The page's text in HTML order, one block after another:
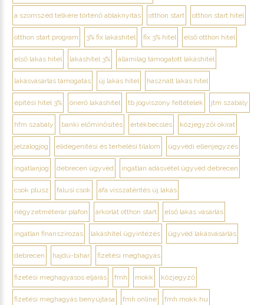
a szomszéd telkére történő ablaknyitás otthon start otthon start hitel
otthon start program 3% fix lakáshitel fix 3% hitel első otthon hitel
első lakás hitel lakáshitel 3% államilag támogatott lakáshitel
lakásvásárlás támogatás új lakás hitel használt lakás hitel
építési hitel 3% önerő lakáshitel tb jogviszony feltételek jtm szabály
hfm szabály banki előminősítés értékbecslés közjegyzői okirat
jelzálogjog elidegenítési és terhelési tilalom ügyvédi ellenjegyzés
ingatlanjog debrecen ügyvéd ingatlan adásvétel ügyvéd debrecen
csok plusz falusi csok áfa visszatérítés új lakás
négyzetméterár plafon árkorlát otthon start első lakás vásárlás
ingatlan finanszírozás lakáshitel ügyintézés ügyvéd lakásvásárlás
debrecen hajdú-bihar fizetési meghagyás
fizetési meghagyásos eljárás fmh mokk közjegyző
fizetési meghagyás benyújtása fmh online fmh.mokk.hu